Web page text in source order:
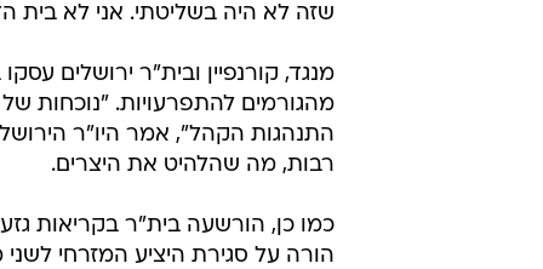
שזה לא היה בשליטתי. אני לא בית
מנגד, קורנפיין ובית"ר ירושלים
מהגורמים להתפרעויות. "נוכחות
התנהגות הקהל", אמר היו"ר
רבות, מה שהלהיט את היצרים.
הורה על סגירת היציע המזרחי